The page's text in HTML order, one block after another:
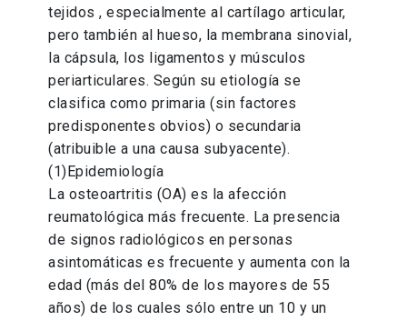
tejidos , especialmente al cartílago articular,
pero también al hueso, la membrana sinovial,
la cápsula, los ligamentos y músculos
periarticulares. Según su etiología se
clasifica como primaria (sin factores
predisponentes obvios) o secundaria
(atribuible a una causa subyacente).
(1)Epidemiología
La osteoartritis (OA) es la afección
reumatológica más frecuente. La presencia
de signos radiológicos en personas
asintomáticas es frecuente y aumenta con la
edad (más del 80% de los mayores de 55
años) de los cuales sólo entre un 10 y un